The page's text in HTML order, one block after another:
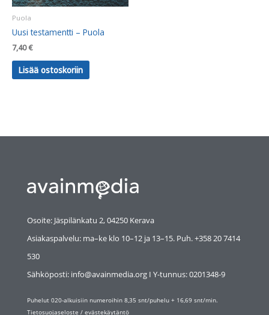
Puola
Uusi testamentti – Puola
7,40€
Lisää ostoskoriin
Osoite: Jäspilänkatu 2, 04250 Kerava
Asiakaspalvelu: ma–ke klo 10–12 ja 13–15. Puh. +358 20 7414
530
Sähköposti: info@avainmedia.org I Y-tunnus:0201348-9
Puhelut 020-alkuisiin numeroihin 8,35 snt/puhelu + 16,69 snt/min.
Tietosuojaseloste / evästekäytäntö